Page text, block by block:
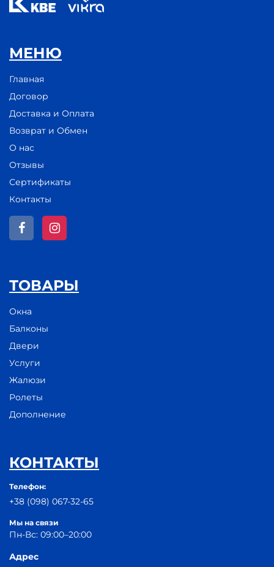
МЕНЮ
Главная
Договор
Доставка и Оплата
Возврат и Обмен
О нас
Отзывы
Сертификаты
Контакты
ТОВАРЫ
Окна
Балконы
Двери
Услуги
Жалюзи
Ролеты
Дополнение
КОНТАКТЫ
Телефон:
+38 (098) 067-32-65
Мы на связи
Пн-Вс: 09:00–20:00
Адрес